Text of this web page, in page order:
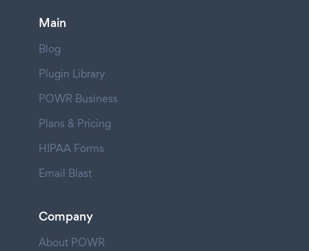
Main
Blog
Plugin Library
POWR Business
Plans & Pricing
HIPAA Forms
Email Blast
Company
About POWR